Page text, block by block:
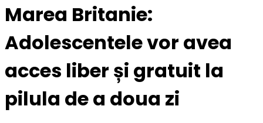
Marea Britanie:
Adolescentele vor avea
acces liber și gratuit la
pilula de a doua zi